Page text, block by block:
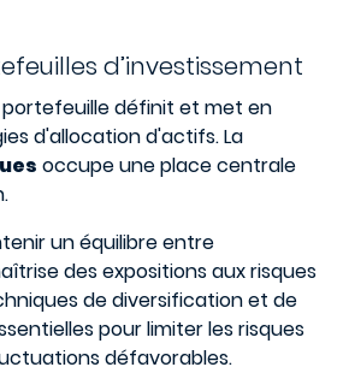
d’investissement
portefeuille définit et met en
d'allocation d'actifs. La
occupe une place centrale
un équilibre entre
des expositions aux risques
de diversification et de
pour limiter les risques
défavorables.